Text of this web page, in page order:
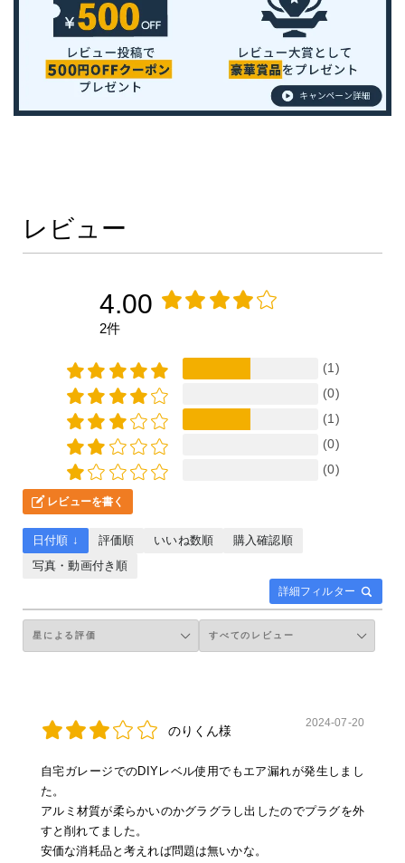
レビュー
4.00
2件
(1)
(0)
(1)
(0)
(0)
レビューを書く
詳細フィルター
日付順 ↓ 評価順 いいね数順
購入確認順
写真・動画付き順
のりくん様
2024-07-20
自宅ガレージでのDIYレベル使用でもエア漏れが発生しまし
た。
アルミ材質が柔らかいのかグラグラし出したのでプラグを外
すと削れてました。
安価な消耗品と考えれば問題は無いかな。